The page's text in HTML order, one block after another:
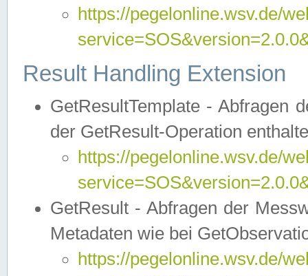
https://pegelonline.wsv.de/
Result Handling Extension
GetResultTemplate - Abfragen
der GetResult-Operation
https://pegelonline.wsv.de/
GetResult - Abfragen der
Metadaten wie bei
https://pegelonline.wsv.de/